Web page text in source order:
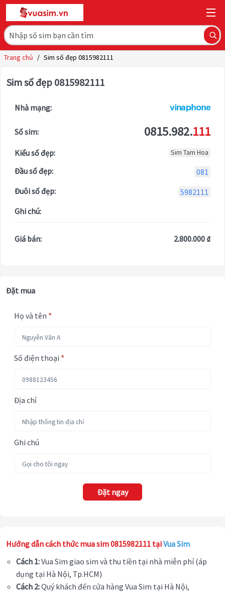
Trang chủ / Sim số đẹp 0815982111
Sim số đẹp 0815982111
Nhà mạng:
Số sim: 0815.982.111
Kiểu số đẹp: Sim Tam Hoa
Đầu số đẹp:
081
Đuôi số đẹp:
5982111
Ghi chú:
Giá bán: 2.800.000 ₫
Đặt mua
Họ và tên *
Số điện thoại *
Địa chỉ
Ghi chú
Đặt ngay
Hướng dẫn cách thức mua sim 0815982111 tạiVua Sim
Cách 1:Vua Sim giao sim và thu tiền tại nhà miễn phí (áp
dụng tại Hà Nội, Tp.HCM)
Cách 2:Quý khách đến cửa hàng Vua Sim tại Hà Nội,